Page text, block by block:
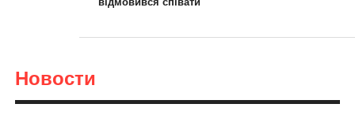
Новости